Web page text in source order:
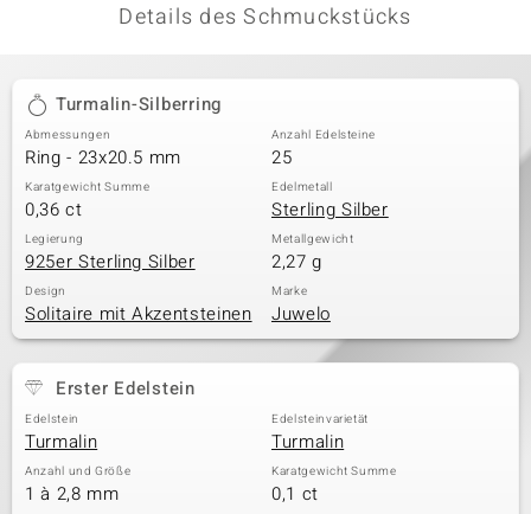
Classics
Details des Schmuckstücks
Turmalin-Silberring
Abmessungen
Ring - 23x20.5 mm
Anzahl Edelsteine
25
Karatgewicht Summe
0,36 ct
Edelmetall
Sterling Silber
Legierung
925er Sterling Silber
Metallgewicht
2,27 g
Design
Solitaire mit Akzentsteinen
Marke
Juwelo
Erster Edelstein
Edelstein
Turmalin
Edelsteinvarietät
Turmalin
Anzahl und Größe
1 à 2,8 mm
Karatgewicht Summe
0,1 ct